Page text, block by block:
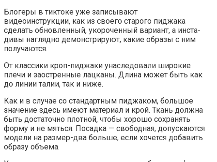
Блогеры в тиктоке уже записывают
видеоинструкции, как из своего старого пиджака
сделать обновленный, укороченный вариант, а инста-
дивы наглядно демонстрируют, какие образы с ним
получаются.
От классики кроп-пиджаки унаследовали широкие
плечи и заостренные лацканы. Длина может быть как
до линии талии, так и ниже.
Как и в случае со стандартным пиджаком, большое
значение здесь имеют материал и крой. Ткань должна
быть достаточно плотной, чтобы хорошо сохранять
форму и не мяться. Посадка — свободная, допускаются
модели на размер-два больше, если хочется добавить
образу объема.